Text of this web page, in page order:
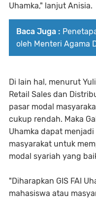
Uhamka," lanjut Anisia.
Baca Juga :
oleh Menteri Agama
Di lain hal, menurut
Retail Sales dan
pasar modal
cukup rendah. Maka
Uhamka dapat
masyarakat untuk
modal syariah yang
"Diharapkan GIS FAI
mahasiswa atau